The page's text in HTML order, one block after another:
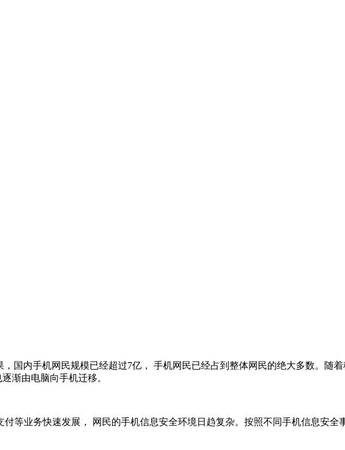
国内手机网民规模已经超过7亿， 手机网民已经占到整体网民的绝大多数。随
渐由电脑向手机迁移。
等业务快速发展， 网民的手机信息安全环境日趋复杂。按照不同手机信息安